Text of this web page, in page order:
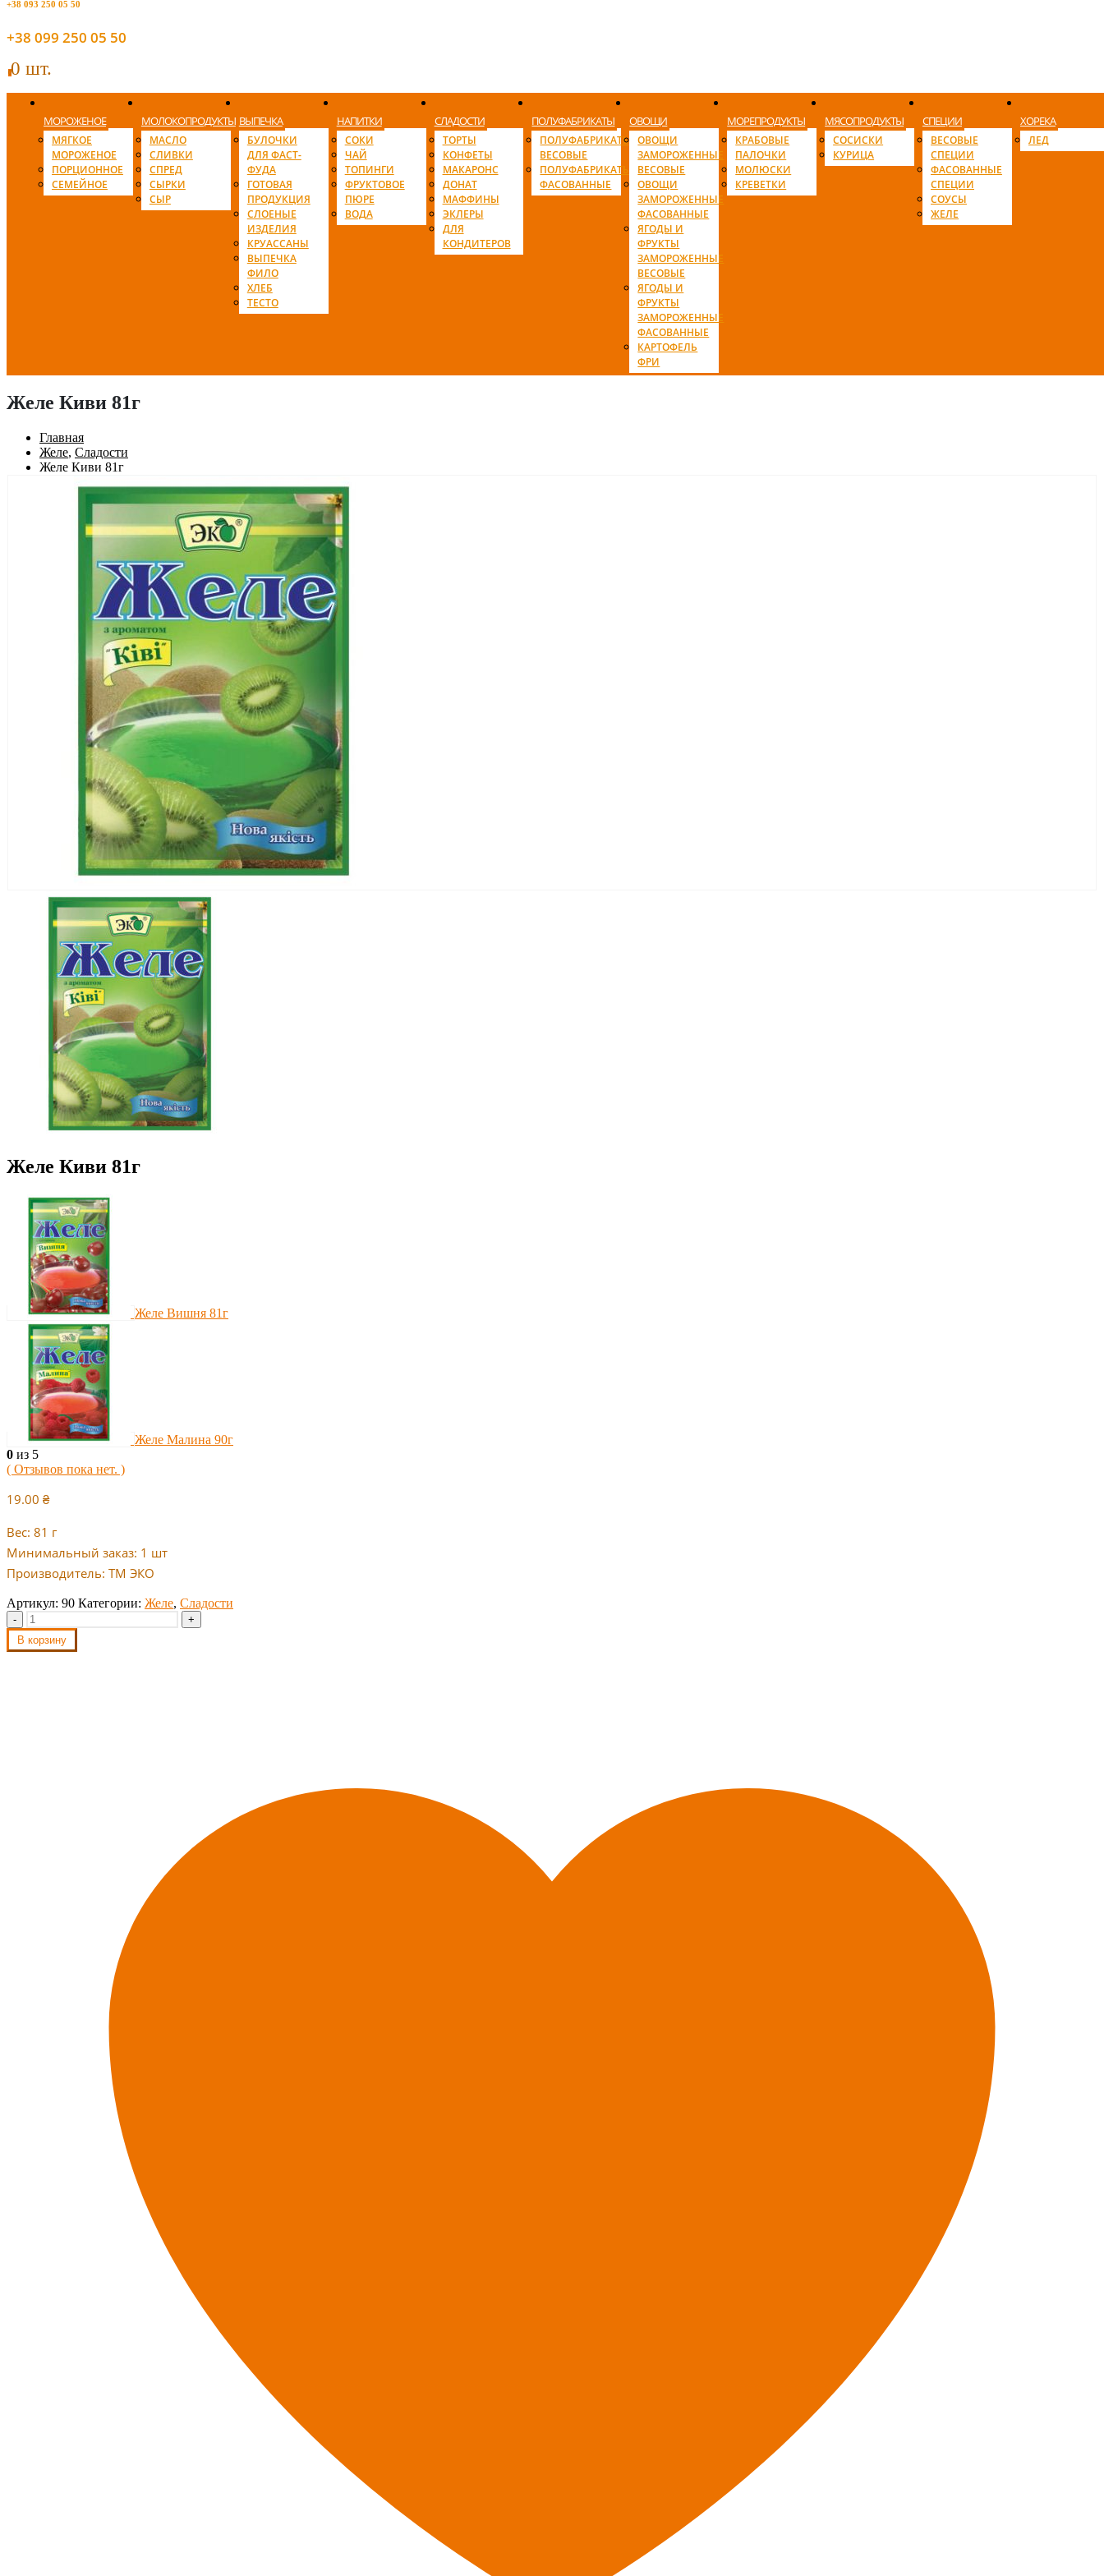
+38 093 250 05 50
+38 099 250 05 50
00 шт.
МОРОЖЕНОЕ
МЯГКОЕ
МОРОЖЕНОЕ
ПОРЦИОННОЕ
СЕМЕЙНОЕ
МОЛОКОПРОДУКТЫ
МАСЛО
СЛИВКИ
СПРЕД
СЫРКИ
СЫР
ВЫПЕЧКА
БУЛОЧКИ
ДЛЯ ФАСТ-
ФУДА
ГОТОВАЯ
ПРОДУКЦИЯ
СЛОЕНЫЕ
ИЗДЕЛИЯ
КРУАССАНЫ
ВЫПЕЧКА
ФИЛО
ХЛЕБ
ТЕСТО
НАПИТКИ
СОКИ
ЧАЙ
ТОПИНГИ
ФРУКТОВОЕ
ПЮРЕ
ВОДА
СЛАДОСТИ
ТОРТЫ
КОНФЕТЫ
МАКАРОНС
ДОНАТ
МАФФИНЫ
ЭКЛЕРЫ
ДЛЯ
КОНДИТЕРОВ
ПОЛУФАБРИКАТЫ
ПОЛУФАБРИКАТЫ
ВЕСОВЫЕ
ПОЛУФАБРИКАТЫ
ФАСОВАННЫЕ
ОВОЩИ
ОВОЩИ
ЗАМОРОЖЕННЫЕ
ВЕСОВЫЕ
ОВОЩИ
ЗАМОРОЖЕННЫЕ
ФАСОВАННЫЕ
ЯГОДЫ И
ФРУКТЫ
ЗАМОРОЖЕННЫЕ
ВЕСОВЫЕ
ЯГОДЫ И
ФРУКТЫ
ЗАМОРОЖЕННЫЕ
ФАСОВАННЫЕ
КАРТОФЕЛЬ
ФРИ
МОРЕПРОДУКТЫ
КРАБОВЫЕ
ПАЛОЧКИ
МОЛЮСКИ
КРЕВЕТКИ
МЯСОПРОДУКТЫ
СОСИСКИ
КУРИЦА
СПЕЦИИ
ВЕСОВЫЕ
СПЕЦИИ
ФАСОВАННЫЕ
СПЕЦИИ
СОУСЫ
ЖЕЛЕ
ХОРЕКА
ЛЕД
Желе Киви 81г
Главная
Желе, Сладости
Желе Киви 81г
Желе Киви 81г
Желе Вишня 81г
Желе Малина 90г
0 из 5
( Отзывов пока нет. )
19.00 ₴
Вес: 81 г
Минимальный заказ: 1 шт
Производитель: ТМ ЭКО
Артикул: 90 Категории: Желе, Сладости
-
+
В корзину